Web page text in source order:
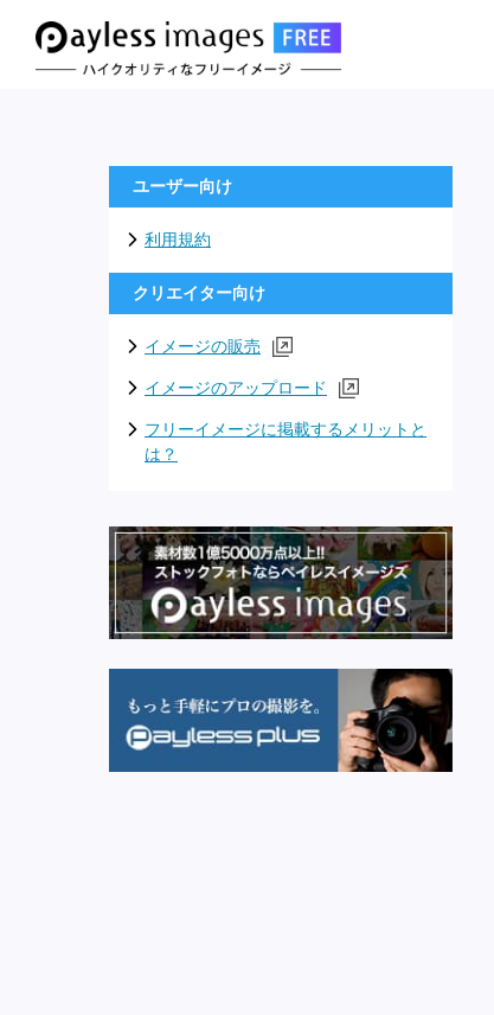
ユーザー向け
利用規約
クリエイター向け
イメージの販売
イメージのアップロード
フリーイメージに掲載するメリットと
は？